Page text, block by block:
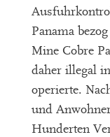
Panama
Mine Cobre
daher illegal
operierte.
und
Hunderten